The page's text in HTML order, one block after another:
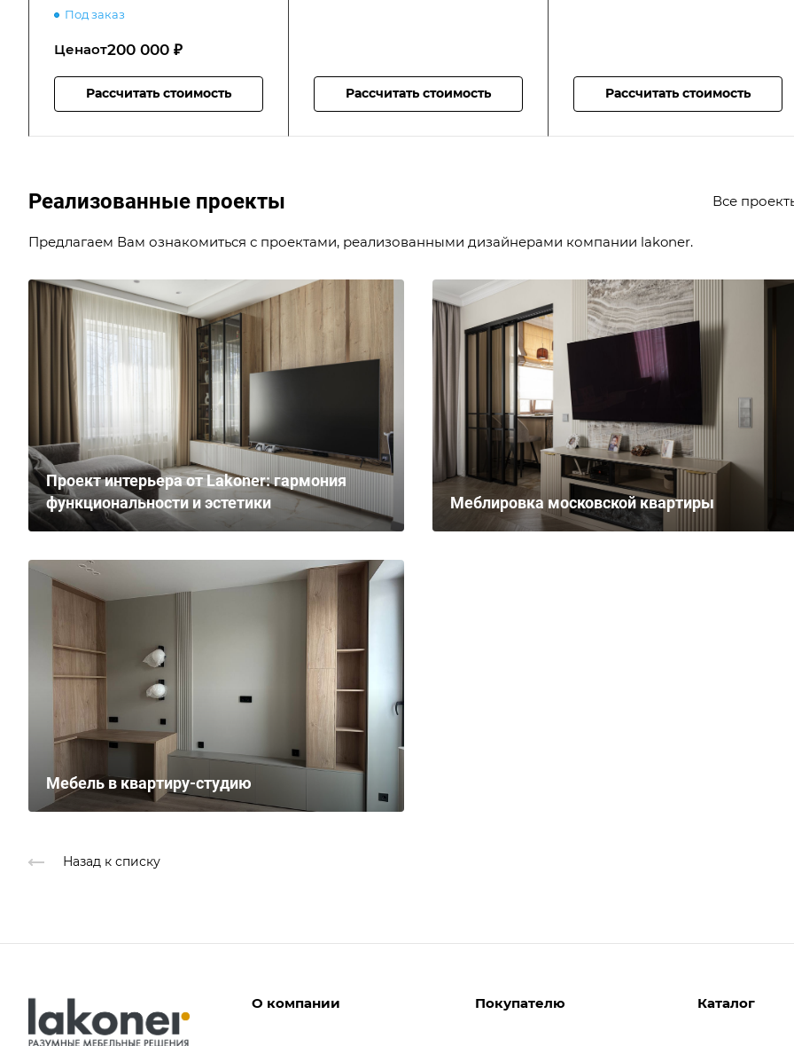
Под заказ
Ценаот200 000 ₽
Рассчитать стоимость Рассчитать стоимость Рассчитать стоимость
Реализованные проекты Все
Предлагаем Вам ознакомиться с проектами, реализованными дизайнерами компании lakoner.
Проект интерьера от Lakoner: гармония
функциональности и эстетики
Меблировка московской квартиры
Мебель в квартиру-студию
Назад к списку
О компании Покупателю Каталог